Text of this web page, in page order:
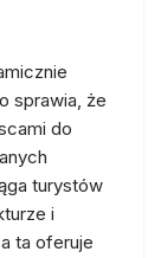
sprawia, że
do
turystów
i
ta oferuje